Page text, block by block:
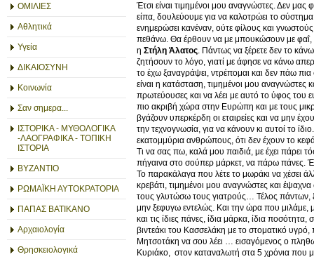
ΟΜΙΛΙΕΣ
Αθλητικά
Υγεία
ΔΙΚΑΙΟΣΥΝΗ
Κοινωνία
Σαν σημερα...
ΙΣΤΟΡΙΚΑ - ΜΥΘΟΛΟΓΙΚΑ
-ΛΑΟΓΡΑΦΙΚΑ - ΤΟΠΙΚΗ
ΙΣΤΟΡΙΑ
ΒΥΖΑΝΤΙΟ
ΡΩΜΑΪΚΗ ΑΥΤΟΚΡΑΤΟΡΙΑ
ΠΑΠΑΣ ΒΑΤΙΚΑΝΟ
Αρχαιολογία
Θρησκειολογικά
Έτσι είναι τιμημένοι μου αναγνώστες. Δεν
είπα, δουλεύουμε για να καλοτρώει το
ενημερώσει κανέναν, ούτε φίλους και
πεθάνω. Θα έρθουν να με μπουκώσουν με φαΐ,
η Στήλη Άλατος. Πάντως να ξέρετε δεν το
ζητήσουν το λόγο, γιατί με άφησε να κάνω
το έχω ξαναγράψει, ντρέπομαι και δεν πάω
είναι η κατάσταση, τιμημένοι μου αναγνώστες
πρωτεύουσες και να λέει με αυτό το ύφος του
πιο ακριβή χώρα στην Ευρώπη και με τους
βγάζουν υπερκέρδη οι εταιρείες και να μην
την τεχνογνωσία, για να κάνουν κι αυτοί το
εκατομμύρια ανθρώπους, ότι δεν έχουν το
Τι να σας πω, καλά μου παιδιά, με έχει πάρει
πήγαινα στο σούπερ μάρκετ, να πάρω πάνες.
Το παρακάλαγα που λέτε το μωράκι να χέσει
κρεβάτι, τιμημένοι μου αναγνώστες και
τους γλυτώσω τους γιατρούς… Τέλος
μην ξεφυγω εντελώς. Και την ώρα που μιλάμε,
και τις ίδιες πάνες, ίδια μάρκα, ίδια
βιντεάκι του Κασσελάκη με το στοματικό υγρό,
Μητσοτάκη να σου λέει … εισαγόμενος ο
Κυριάκο, στον καταναλωτή στα 5 χρόνια